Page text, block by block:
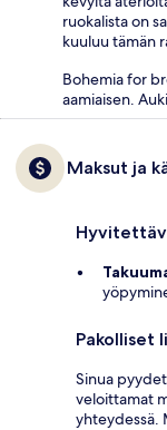
ruokalista on
kuuluu tämän
Bohemia for
aamiaisen.
Maksut ja
Pakolliset
Sinua
veloittamat
yhteydessä.